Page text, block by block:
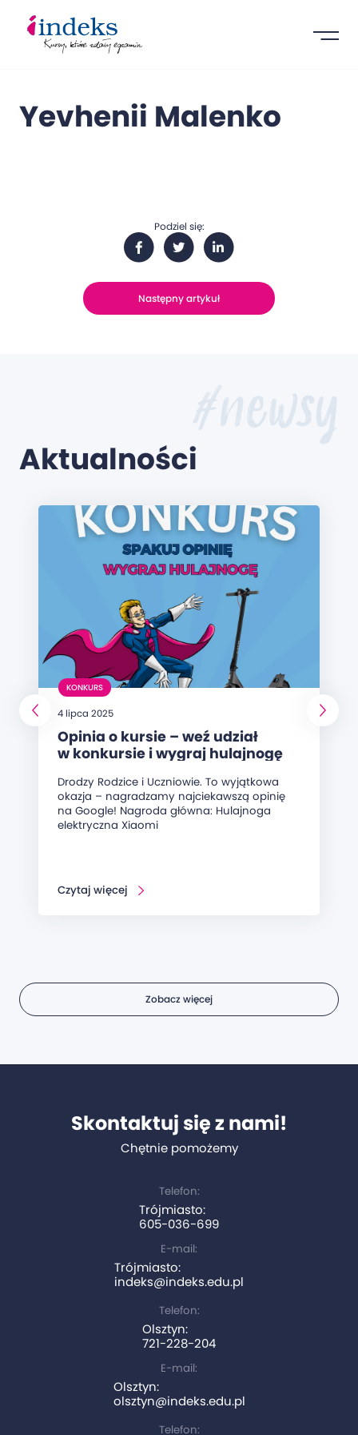
Yevhenii Malenko
Podziel się:
Następny artykuł
Aktualności
KONKURS
4 lipca 2025
Opinia o kursie – weź udział
w konkursie i wygraj hulajnogę
Drodzy Rodzice i Uczniowie. To wyjątkowa
okazja – nagradzamy najciekawszą opinię
na Google! Nagroda główna: Hulajnoga
elektryczna Xiaomi
Czytaj więcej
Zobacz więcej
Skontaktuj się z nami!
Chętnie pomożemy
Telefon:
Trójmiasto:
605-036-699
E-mail:
Trójmiasto:
indeks@indeks.edu.pl
Telefon:
Olsztyn:
721-228-204
E-mail:
Olsztyn:
olsztyn@indeks.edu.pl
Telefon: